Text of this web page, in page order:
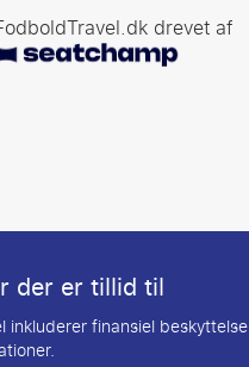
drevet af
der er tillid til
inkluderer finansiel beskyttelse